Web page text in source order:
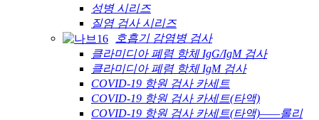
성병 시리즈
질염 검사 시리즈
호흡기 감염병 검사
클라미디아 폐렴 항체 IgG/IgM 검사
클라미디아 폐렴 항체 IgM 검사
COVID-19 항원 검사 카세트
COVID-19 항원 검사 카세트(타액)
COVID-19 항원 검사 카세트(타액)——롤리